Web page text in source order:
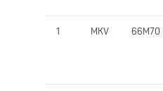
1 MKV 66M70